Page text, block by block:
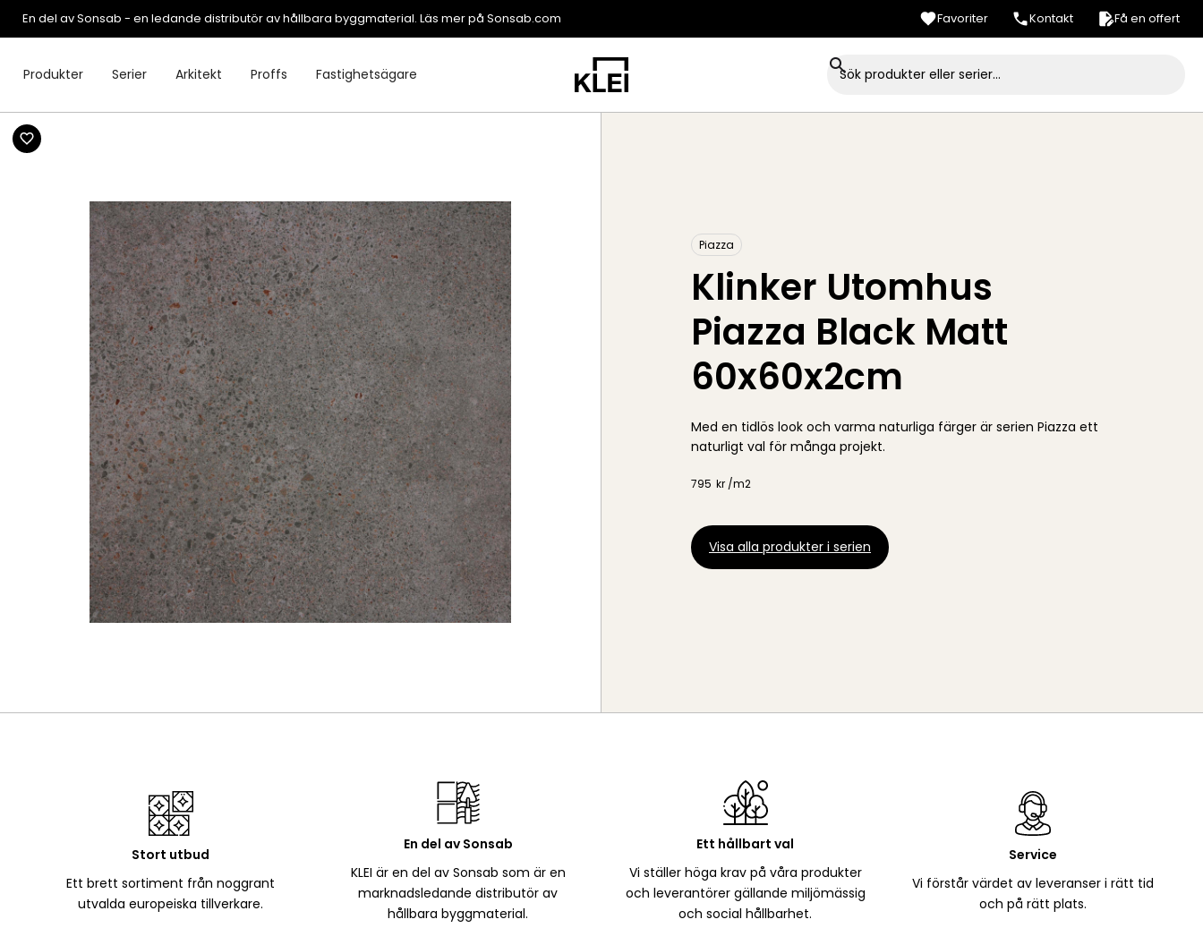
En del av Sonsab - en ledande distributör av hållbara byggmaterial. Läs mer på Sonsab.com Favoriter Kontakt Få en offert
Produkter Serier Arkitekt Proffs Fastighetsägare
Piazza
Klinker Utomhus
Piazza Black Matt
60x60x2cm
Med en tidlös look och varma naturliga färger är serien Piazza ett
naturligt val för många projekt.
795 kr /m2
Visa alla produkter i serien
Stort utbud
Ett brett sortiment från noggrant
utvalda europeiska tillverkare.
En del av Sonsab
KLEI är en del av Sonsab som är en
marknadsledande distributör av
hållbara byggmaterial.
Ett hållbart val
Vi ställer höga krav på våra produkter
och leverantörer gällande miljömässig
och social hållbarhet.
Service
Vi förstår värdet av leveranser i rätt tid
och på rätt plats.